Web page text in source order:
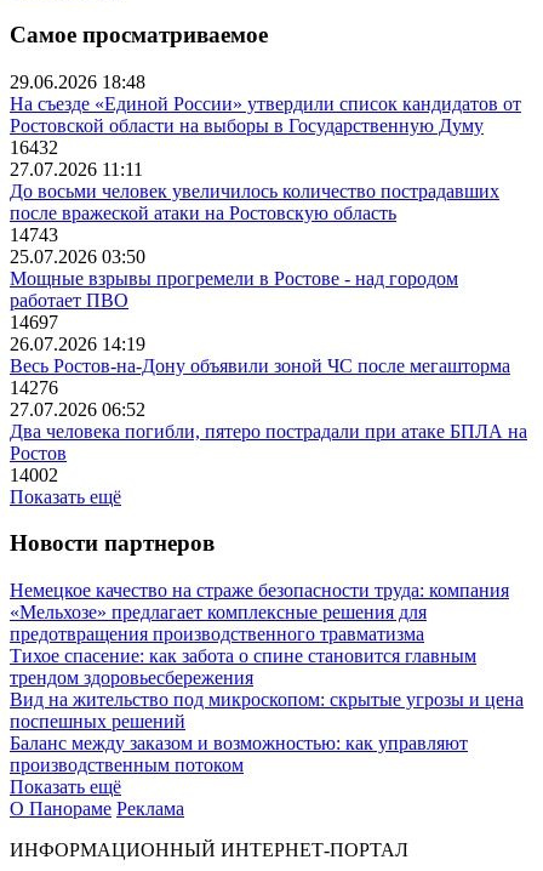
Самое просматриваемое
29.06.2026 18:48
На съезде «Единой России» утвердили список кандидатов от
Ростовской области на выборы в Государственную Думу
16432
27.07.2026 11:11
До восьми человек увеличилось количество пострадавших
после вражеской атаки на Ростовскую область
14743
25.07.2026 03:50
Мощные взрывы прогремели в Ростове - над городом
работает ПВО
14697
26.07.2026 14:19
Весь Ростов-на-Дону объявили зоной ЧС после мегашторма
14276
27.07.2026 06:52
Два человека погибли, пятеро пострадали при атаке БПЛА на
Ростов
14002
Показать ещё
Новости партнеров
Немецкое качество на страже безопасности труда: компания
«Мельхозе» предлагает комплексные решения для
предотвращения производственного травматизма
Тихое спасение: как забота о спине становится главным
трендом здоровьесбережения
Вид на жительство под микроскопом: скрытые угрозы и цена
поспешных решений
Баланс между заказом и возможностью: как управляют
производственным потоком
Показать ещё
О Панораме Реклама
ИНФОРМАЦИОННЫЙ ИНТЕРНЕТ-ПОРТАЛ